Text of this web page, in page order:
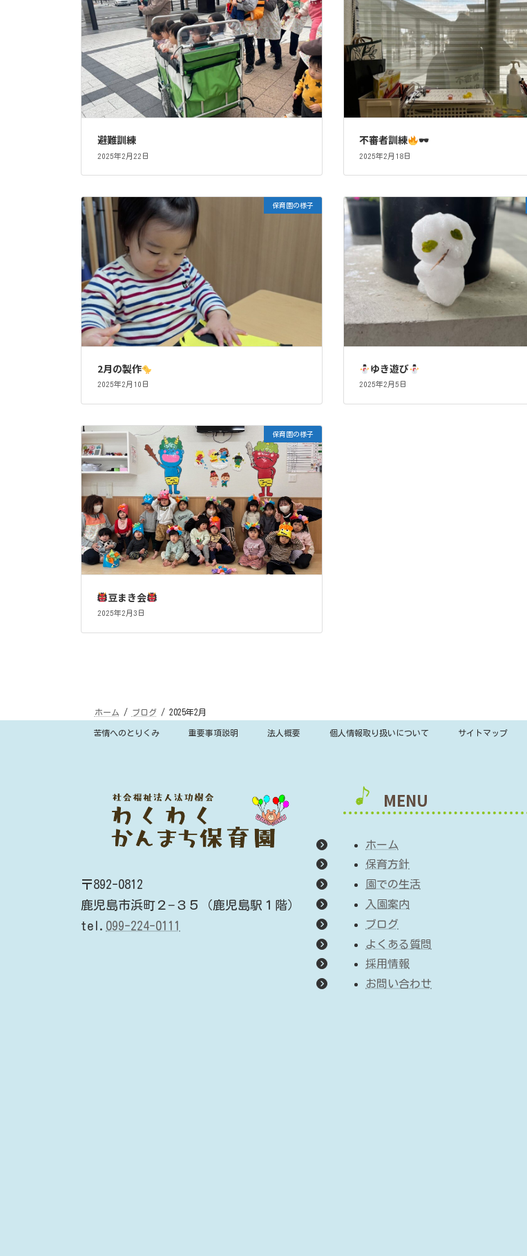
避難訓練
2025年2月22日
不審者訓練 🕶
2025年2月18日
保育園の様子
2月の製作
2025年2月10日
ゆき遊び
2025年2月5日
保育園の様子
豆まき会
2025年2月3日
ホーム ブログ 2025年2月
苦情へのとりくみ 重要事項説明 法人概要 個人情報取り扱いについて サイトマップ
〒892-0812
鹿児島市浜町２−３５（鹿児島駅１階）
tel. 099-224-0111
MENU
ホーム
保育方針
園での生活
入園案内
ブログ
よくある質問
採用情報
お問い合わせ